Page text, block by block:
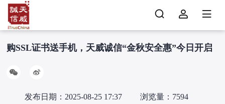
购SSL证书送手机，天威诚信“金秋安全惠”今日开启
发布日期：2025-08-25 17:37 浏览量：7594